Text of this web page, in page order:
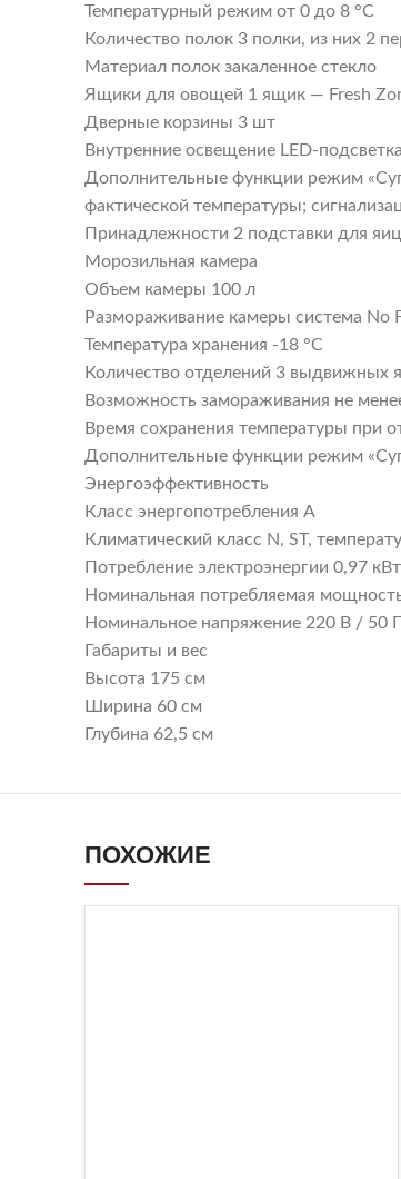
Температурный режим от 0 до 8 °C
Количество полок 3 полки, из них 2
Материал полок закаленное стекло
Ящики для овощей 1 ящик — Fresh
Дверные корзины 3 шт
Внутренние освещение LED-
Дополнительные функции режим
фактической температуры;
Принадлежности 2 подставки для
Морозильная камера
Объем камеры 100 л
Размораживание камеры система No
Температура хранения -18 °C
Количество отделений 3 выдвижных
Возможность замораживания не
Время сохранения температуры при
Дополнительные функции режим
Энергоэффективность
Класс энергопотребления A
Климатический класс N, ST,
Потребление электроэнергии 0,97
Номинальная потребляемая
Номинальное напряжение 220 В / 50
Габариты и вес
Высота 175 см
Ширина 60 см
Глубина 62,5 см
ПОХОЖИЕ